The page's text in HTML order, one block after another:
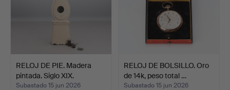
RELOJ DE PIE. Madera
pintada. Siglo XIX.
Subastado 15 jun 2026
RELOJ DE BOLSILLO. Oro
de 14k, peso total …
Subastado 15 jun 2026